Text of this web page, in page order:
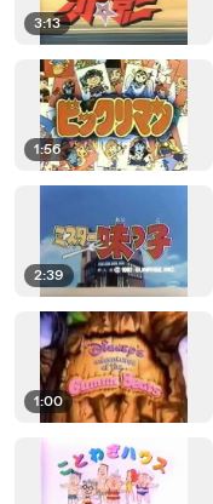
3:13
1:56
2:39
1:00